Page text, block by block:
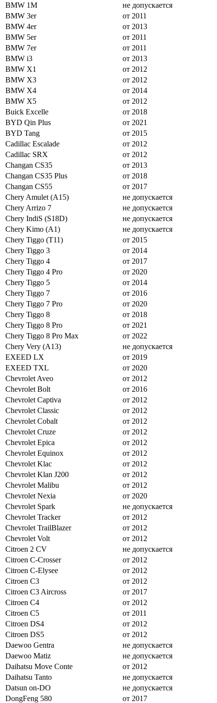
BMW 1M
не допускается
BMW 3er
от 2011
BMW 4er
от 2013
BMW 5er
от 2011
BMW 7er
от 2011
BMW i3
от 2013
BMW X1
от 2012
BMW X3
от 2012
BMW X4
от 2014
BMW X5
от 2012
Buick Excelle
от 2018
BYD Qin Plus
от 2021
BYD Tang
от 2015
Cadillac Escalade
от 2012
Cadillac SRX
от 2012
Changan CS35
от 2013
Changan CS35 Plus
от 2018
Changan CS55
от 2017
Chery Amulet (A15)
не допускается
Chery Arrizo 7
не допускается
Chery IndiS (S18D)
не допускается
Chery Kimo (A1)
не допускается
Chery Tiggo (T11)
от 2015
Chery Tiggo 3
от 2014
Chery Tiggo 4
от 2017
Chery Tiggo 4 Pro
от 2020
Chery Tiggo 5
от 2014
Chery Tiggo 7
от 2016
Chery Tiggo 7 Pro
от 2020
Chery Tiggo 8
от 2018
Chery Tiggo 8 Pro
от 2021
Chery Tiggo 8 Pro Max
от 2022
Chery Very (A13)
не допускается
EXEED LX
от 2019
EXEED TXL
от 2020
Chevrolet Aveo
от 2012
Chevrolet Bolt
от 2016
Chevrolet Captiva
от 2012
Chevrolet Classic
от 2012
Chevrolet Cobalt
от 2012
Chevrolet Cruze
от 2012
Chevrolet Epica
от 2012
Chevrolet Equinox
от 2012
Chevrolet Klac
от 2012
Chevrolet Klan J200
от 2012
Chevrolet Malibu
от 2012
Chevrolet Nexia
от 2020
Chevrolet Spark
не допускается
Chevrolet Tracker
от 2012
Chevrolet TrailBlazer
от 2012
Chevrolet Volt
от 2012
Citroen 2 CV
не допускается
Citroen C-Crosser
от 2012
Citroen C-Elysee
от 2012
Citroen C3
от 2012
Citroen C3 Aircross
от 2017
Citroen C4
от 2012
Citroen C5
от 2011
Citroen DS4
от 2012
Citroen DS5
от 2012
Daewoo Gentra
не допускается
Daewoo Matiz
не допускается
Daihatsu Move Conte
от 2012
Daihatsu Tanto
не допускается
Datsun on-DO
не допускается
DongFeng 580
от 2017